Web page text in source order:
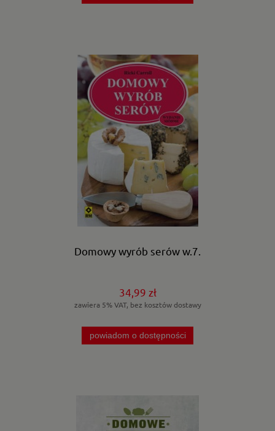
Domowy wyrób serów w.7.
34,99 zł
zawiera 5% VAT, bez kosztów dostawy
powiadom o dostępności